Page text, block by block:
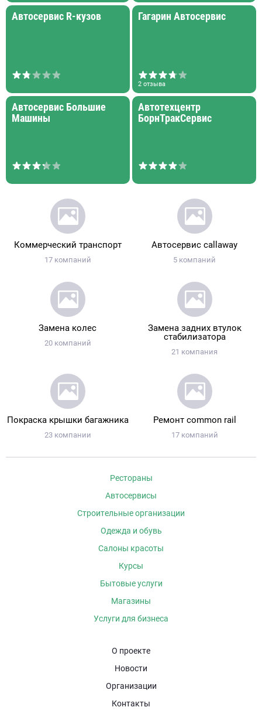
Автосервис R-кузов Гагарин Автосервис
2 отзыва
Автосервис Большие
Машины
Автотехцентр
БорнТракСервис
Коммерческий транспорт
17 компаний
Автосервис callaway
5 компаний
Замена колес
20 компаний
Замена задних втулок
стабилизатора
21 компания
Покраска крышки багажника
23 компании
Ремонт common rail
17 компаний
Рестораны
Автосервисы
Строительные организации
Одежда и обувь
Салоны красоты
Курсы
Бытовые услуги
Магазины
Услуги для бизнеса
О проекте
Новости
Организации
Контакты